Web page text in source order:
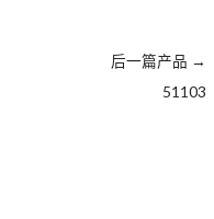
后一篇产品 →
51103